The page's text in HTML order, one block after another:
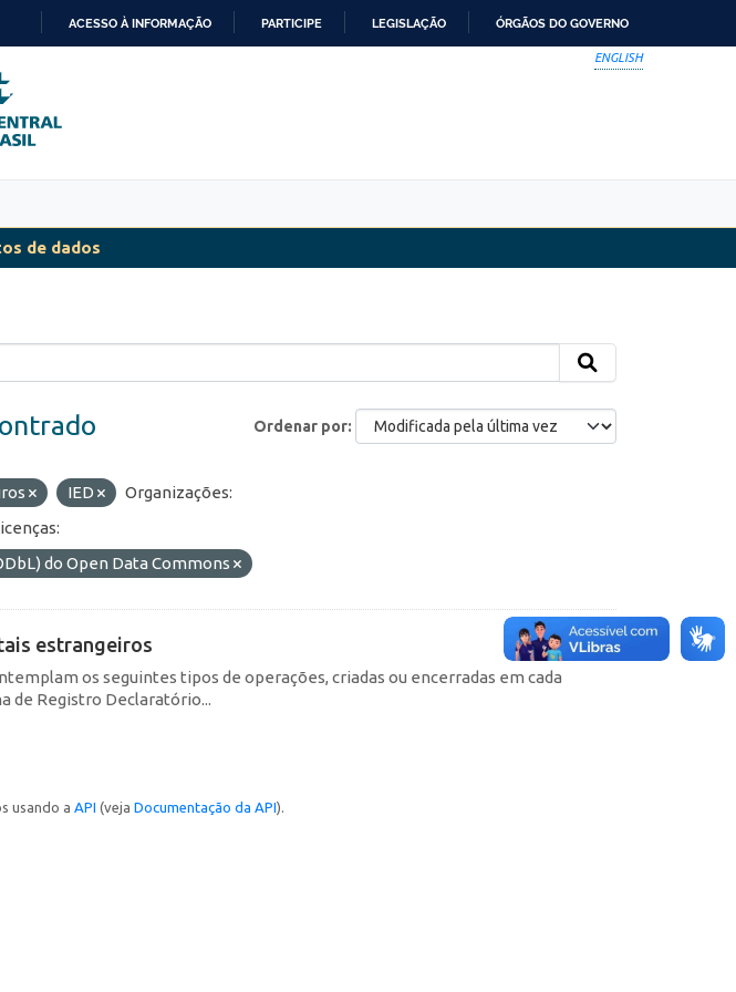
ACESSO À INFORMAÇÃO PARTICIPE LEGISLAÇÃO ÓRGÃOS DO GOVERNO
ENGLISH
de dados
Ordenar por
IED
Organizações:
do Open Data Commons
estrangeiros
os seguintes tipos de operações, criadas ou encerradas em cada
de Registro Declaratório...
usando a API (veja Documentação da API).